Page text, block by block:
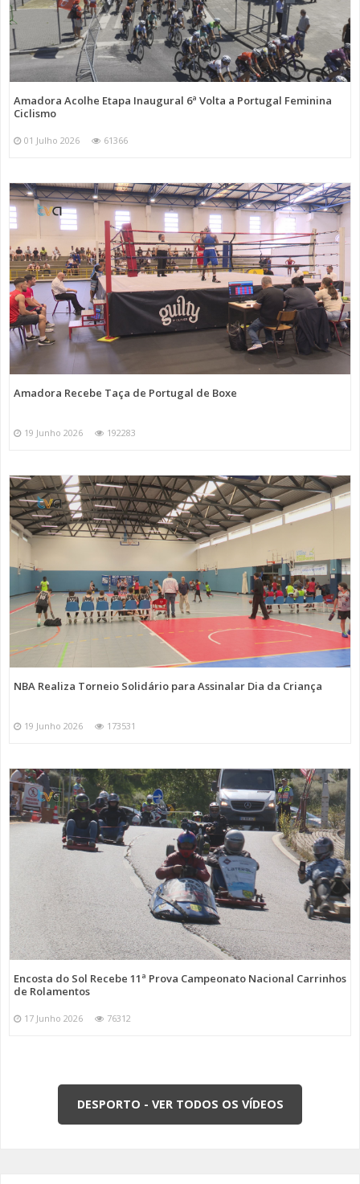
Amadora Acolhe Etapa Inaugural 6ª Volta a Portugal Feminina
Ciclismo
01 Julho 2026 61366
Amadora Recebe Taça de Portugal de Boxe
19 Junho 2026 192283
NBA Realiza Torneio Solidário para Assinalar Dia da Criança
19 Junho 2026 173531
Encosta do Sol Recebe 11ª Prova Campeonato Nacional Carrinhos
de Rolamentos
17 Junho 2026 76312
DESPORTO - VER TODOS OS VÍDEOS